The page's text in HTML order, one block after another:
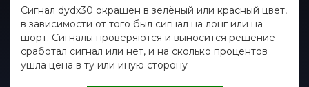
Сигнал dydx30 окрашен в зелёный или красный цвет,
в зависимости от того был сигнал на лонг или на
шорт. Сигналы проверяются и выносится решение -
сработал сигнал или нет, и на сколько процентов
ушла цена в ту или иную сторону